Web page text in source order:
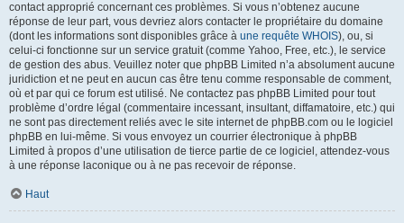
contact approprié concernant ces problèmes. Si vous n’obtenez aucune
réponse de leur part, vous devriez alors contacter le propriétaire du domaine
(dont les informations sont disponibles grâce à une requête WHOIS), ou, si
celui-ci fonctionne sur un service gratuit (comme Yahoo, Free, etc.), le service
de gestion des abus. Veuillez noter que phpBB Limited n’a absolument aucune
juridiction et ne peut en aucun cas être tenu comme responsable de comment,
où et par qui ce forum est utilisé. Ne contactez pas phpBB Limited pour tout
problème d’ordre légal (commentaire incessant, insultant, diffamatoire, etc.) qui
ne sont pas directement reliés avec le site internet de phpBB.com ou le logiciel
phpBB en lui-même. Si vous envoyez un courrier électronique à phpBB
Limited à propos d’une utilisation de tierce partie de ce logiciel, attendez-vous
à une réponse laconique ou à ne pas recevoir de réponse.
Haut